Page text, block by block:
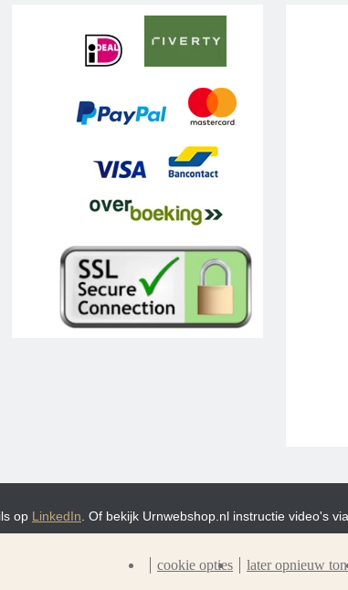
op LinkedIn . Of bekijk Urnwebshop.nl instructie video's via
cookie opties later opnieuw